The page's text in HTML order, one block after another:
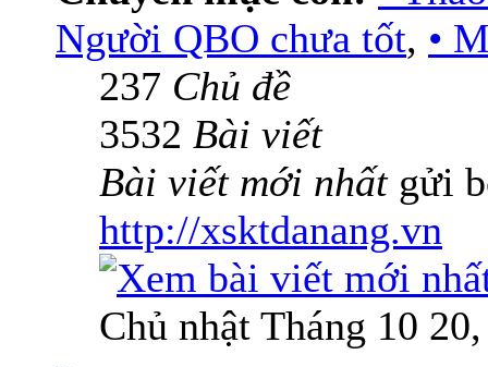
Người QBO chưa tốt, •
237 Chủ đề
3532 Bài viết
Bài viết mới nhấtgửi
http://xsktdanang.vn
Chủ nhật Tháng 10